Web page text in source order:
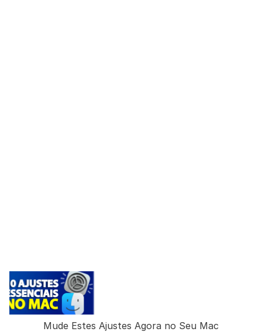
Mude Estes Ajustes Agora no Seu Mac